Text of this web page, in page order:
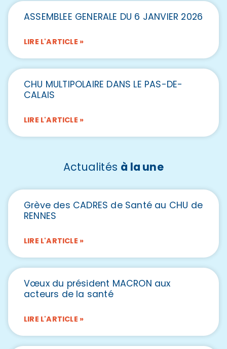
ASSEMBLEE GENERALE DU 6 JANVIER 2026
LIRE L'ARTICLE »
CHU MULTIPOLAIRE DANS LE PAS-DE-
CALAIS
LIRE L'ARTICLE »
Actualités à la une
Grève des CADRES de Santé au CHU de
RENNES
LIRE L'ARTICLE »
Vœux du président MACRON aux
acteurs de la santé
LIRE L'ARTICLE »